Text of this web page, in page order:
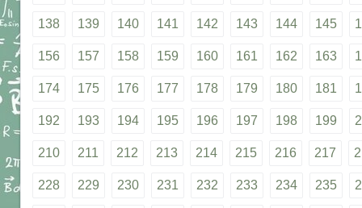
138 139 140 141 142 143 144 145
156 157 158 159 160 161 162 163
174 175 176 177 178 179 180 181
192 193 194 195 196 197 198 199
210 211 212 213 214 215 216 217
228 229 230 231 232 233 234 235